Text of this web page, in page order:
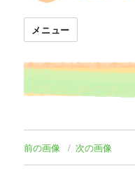
メニュー
前の画像 次の画像